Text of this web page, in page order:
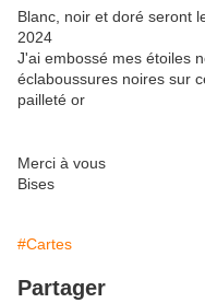
Blanc, noir et doré seront
2024
J'ai embossé mes étoiles
éclaboussures noires sur
pailleté or
Merci à vous
Bises
#Cartes
Partager